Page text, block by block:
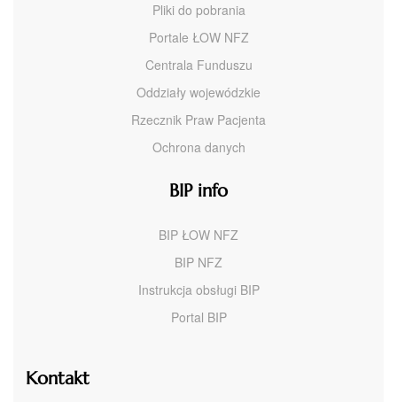
Pliki do pobrania
Portale ŁOW NFZ
Centrala Funduszu
Oddziały wojewódzkie
Rzecznik Praw Pacjenta
Ochrona danych
BIP info
BIP ŁOW NFZ
BIP NFZ
Instrukcja obsługi BIP
Portal BIP
Kontakt